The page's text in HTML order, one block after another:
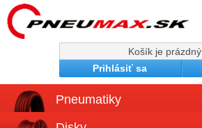
Košík je prázdný
Prihlásiť sa
Pneumatiky